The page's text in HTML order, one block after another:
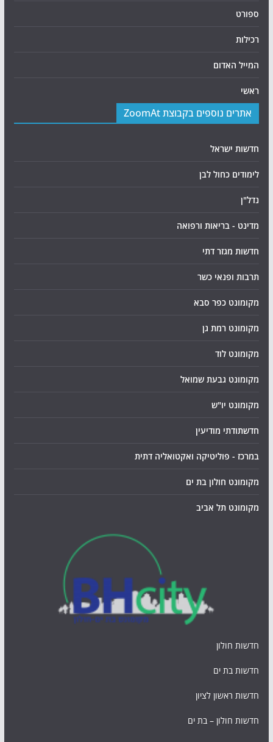
ספורט
רכילות
המייל האדום
ראשי
אתרים נוספים בקבוצת ZoomAt
חדשות ישראל
לימודים כחול לבן
נדל"ן
מדינט - בריאות ורפואה
חדשות מגזר דתי
תרבות ופנאי כשר
מקומונט כפר סבא
מקומונט רמת גן
מקומונט לוד
מקומונט גבעת שמואל
מקומונט יו"ש
חדשתודתי מודיעין
במרכז - פוליטיקה ואקטואליה דתית
מקומונט חולון בת ים
מקומונט תל אביב
חדשות חולון
חדשות בת ים
חדשות ראשון לציון
חדשות חולון – בת ים